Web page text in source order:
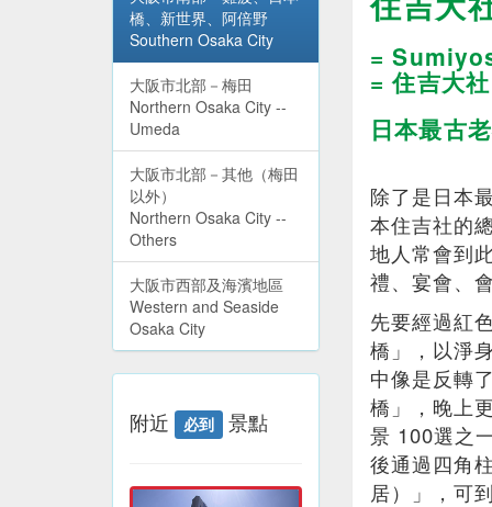
橋、新世界、阿倍野
Southern Osaka City
大阪市北部－梅田
Northern Osaka City --
Umeda
大阪市北部－其他（梅田
以外）
Northern Osaka City --
Others
大阪市西部及海濱地區
Western and Seaside
Osaka City
附近 必到 景點
=
= 住吉大社
日本最古
除了是日本
本住吉社的
地人常會到
禮、宴會、
先要經過紅
橋」，以淨
中像是反轉
橋」，晚上
景 100選之
後通過四角
居）」，可